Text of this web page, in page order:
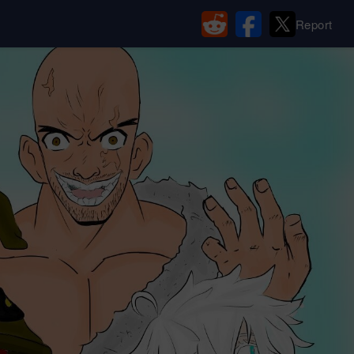
Report